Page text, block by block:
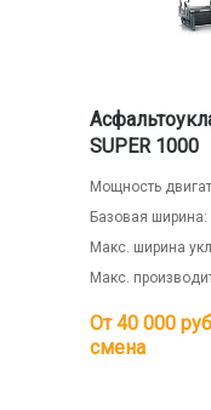
SUPER 1000
Мощность
Базовая ширина:
Макс. ширина
Макс.
От 40 000
смена